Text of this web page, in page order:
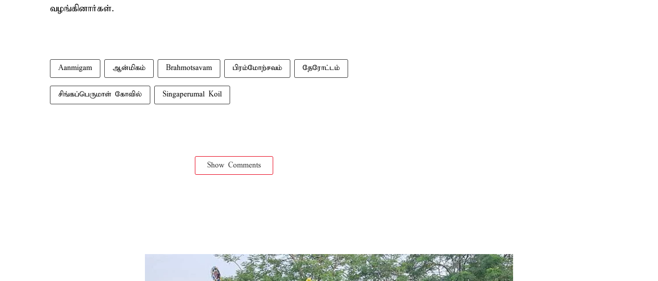
வழங்கினார்கள்.
Aanmigam ஆன்மிகம் Brahmotsavam பிரம்மோற்சவம் தேரோட்டம்
சிங்கப்பெருமாள் கோவில் Singaperumal Koil
Show Comments